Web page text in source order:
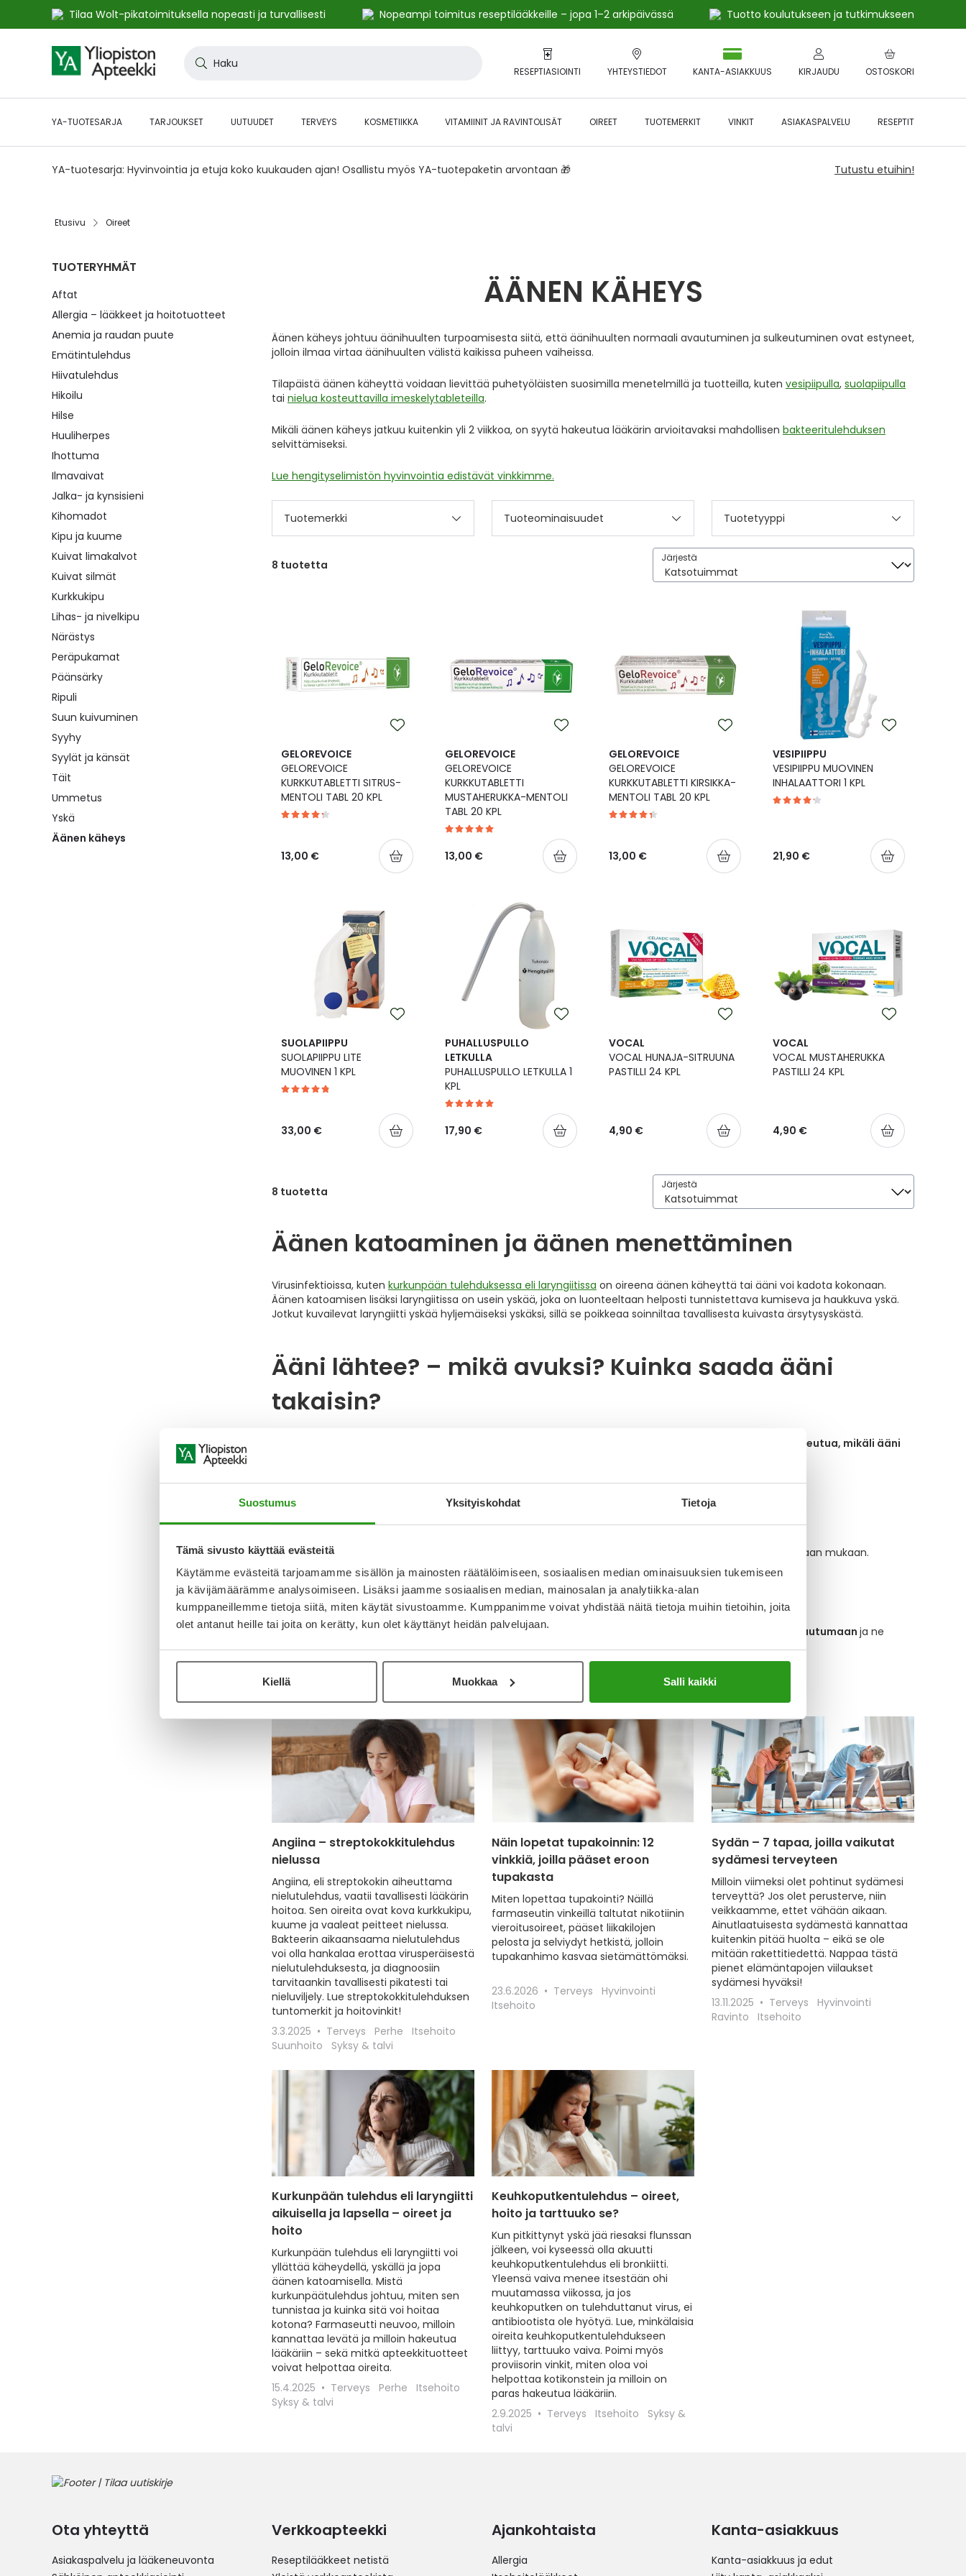
Suostumus Yksityiskohdat Tietoja
Tämä sivusto käyttää evästeitä
Käytämme evästeitä tarjoamamme sisällön ja mainosten räätälöimiseen, sosiaalisen median ominaisuuksien tukemiseen
ja kävijämäärämme analysoimiseen. Lisäksi jaamme sosiaalisen median, mainosalan ja analytiikka-alan
kumppaneillemme tietoja siitä, miten käytät sivustoamme. Kumppanimme voivat yhdistää näitä tietoja muihin tietoihin, joita
olet antanut heille tai joita on kerätty, kun olet käyttänyt heidän palvelujaan.
Kiellä Muokkaa Salli kaikki
Tilaa Wolt-pikatoimituksella nopeasti ja turvallisesti Nopeampi toimitus reseptilääkkeille – jopa 1–2 arkipäivässä
Tuotto koulutukseen ja tutkimukseen
to
Content
RESEPTIASIOINTI YHTEYSTIEDOT OSTOSKORI
KANTA-ASIAKKUUS KIRJAUDU
YA-TUOTESARJA TARJOUKSET UUTUUDET TERVEYS KOSMETIIKKA VITAMIINIT JA RAVINTOLISÄT OIREET TUOTEMERKIT VINKIT ASIAKASPALVELU RESEPTIT
YA-tuotesarja: Hyvinvointia ja etuja koko kuukauden ajan! Osallistu myös YA-tuotepaketin arvontaan 🎁 Tutustu etuihin!
Etusivu Oireet
TUOTERYHMÄT
Aftat
Allergia – lääkkeet ja hoitotuotteet
Anemia ja raudan puute
Emätintulehdus
Hiivatulehdus
Hikoilu
Hilse
Huuliherpes
Ihottuma
Ilmavaivat
Jalka- ja kynsisieni
Kihomadot
Kipu ja kuume
Kuivat limakalvot
Kuivat silmät
Kurkkukipu
Lihas- ja nivelkipu
Närästys
Peräpukamat
Päänsärky
Ripuli
Suun kuivuminen
Syyhy
Syylät ja känsät
Täit
Ummetus
Yskä
Äänen käheys
ÄÄNEN KÄHEYS
Äänen käheys johtuu äänihuulten turpoamisesta siitä, että äänihuulten normaali avautuminen ja sulkeutuminen ovat estyneet,
jolloin ilmaa virtaa äänihuulten välistä kaikissa puheen vaiheissa.
Tilapäistä äänen käheyttä voidaan lievittää puhetyöläisten suosimilla menetelmillä ja tuotteilla, kuten vesipiipulla, suolapiipulla
tai nielua kosteuttavilla imeskelytableteilla.
Mikäli äänen käheys jatkuu kuitenkin yli 2 viikkoa, on syytä hakeutua lääkärin arvioitavaksi mahdollisen bakteeritulehduksen
selvittämiseksi.
Lue hengityselimistön hyvinvointia edistävät vinkkimme.
Tuotemerkki Tuoteominaisuudet Tuotetyyppi
8 tuotetta
Järjestä
Järjestä
GELOREVOICE
GELOREVOICE
KURKKUTABLETTI SITRUS-
MENTOLI TABL 20 KPL
13,00 €
GELOREVOICE
GELOREVOICE
KURKKUTABLETTI
MUSTAHERUKKA-MENTOLI
TABL 20 KPL
13,00 €
GELOREVOICE
GELOREVOICE
KURKKUTABLETTI KIRSIKKA-
MENTOLI TABL 20 KPL
13,00 €
VESIPIIPPU
VESIPIIPPU MUOVINEN
INHALAATTORI 1 KPL
21,90 €
SUOLAPIIPPU
SUOLAPIIPPU LITE
MUOVINEN 1 KPL
33,00 €
PUHALLUSPULLO
LETKULLA
PUHALLUSPULLO LETKULLA 1
KPL
17,90 €
VOCAL
VOCAL HUNAJA-SITRUUNA
PASTILLI 24 KPL
4,90 €
VOCAL
VOCAL MUSTAHERUKKA
PASTILLI 24 KPL
4,90 €
8 tuotetta
Järjestä
Järjestä
Äänen katoaminen ja äänen menettäminen
Virusinfektioissa, kuten kurkunpään tulehduksessa eli laryngiitissa on oireena äänen käheyttä tai ääni voi kadota kokonaan.
Äänen katoamisen lisäksi laryngiitissa on usein yskää, joka on luonteeltaan helposti tunnistettava kumiseva ja haukkuva yskä.
Jotkut kuvailevat laryngiitti yskää hyljemäiseksi yskäksi, sillä se poikkeaa soinniltaa tavallisesta kuivasta ärsytysyskästä.
Ääni lähtee? – mikä avuksi? Kuinka saada ääni
takaisin?
Lääkäriin tulee hakeutua, mikäli ääni
Käheän äänen hoito kotikonstein
Anna käheän äänen palautumiselle aikaa ja anna äänihuulten levätä, vältä kuiskaamista ja yskimistä parhaan mukaan.
Miten saada ääni takaisin?
Äänen saa takaisin levolla ja kosteuttamalla kurkkua ja nielua, jolloin myös äänihuulet pääsevät palautumaan ja ne
kosteutuvat.
Angiina – streptokokkitulehdus
nielussa
Angiina, eli streptokokin aiheuttama
nielutulehdus, vaatii tavallisesti lääkärin
hoitoa. Sen oireita ovat kova kurkkukipu,
kuume ja vaaleat peitteet nielussa.
Bakteerin aikaansaama nielutulehdus
voi olla hankalaa erottaa virusperäisestä
nielutulehduksesta, ja diagnoosiin
tarvitaankin tavallisesti pikatesti tai
nieluviljely. Lue streptokokkitulehduksen
tuntomerkit ja hoitovinkit!
3.3.2025
Terveys Perhe
Itsehoito
Suunhoito
Syksy & talvi
Näin lopetat tupakoinnin: 12
vinkkiä, joilla pääset eroon
tupakasta
Miten lopettaa tupakointi? Näillä
farmaseutin vinkeillä taltutat nikotiinin
vieroitusoireet, pääset liikakilojen
pelosta ja selviydyt hetkistä, jolloin
tupakanhimo kasvaa sietämättömäksi.
23.6.2026 Terveys
Hyvinvointi
Itsehoito
Sydän – 7 tapaa, joilla vaikutat
sydämesi terveyteen
Milloin viimeksi olet pohtinut sydämesi
terveyttä? Jos olet perusterve, niin
veikkaamme, ettet vähään aikaan.
Ainutlaatuisesta sydämestä kannattaa
kuitenkin pitää huolta – eikä se ole
mitään rakettitiedettä. Nappaa tästä
pienet elämäntapojen viilaukset
sydämesi hyväksi!
13.11.2025
Terveys
Hyvinvointi
Ravinto
Itsehoito
Kurkunpään tulehdus eli laryngiitti
aikuisella ja lapsella – oireet ja
hoito
Kurkunpään tulehdus eli laryngiitti voi
yllättää käheydellä, yskällä ja jopa
äänen katoamisella. Mistä
kurkunpäätulehdus johtuu, miten sen
tunnistaa ja kuinka sitä voi hoitaa
kotona? Farmaseutti neuvoo, milloin
kannattaa levätä ja milloin hakeutua
lääkäriin – sekä mitkä apteekkituotteet
voivat helpottaa oireita.
15.4.2025
Terveys Perhe
Itsehoito
Syksy & talvi
Keuhkoputkentulehdus – oireet,
hoito ja tarttuuko se?
Kun pitkittynyt yskä jää riesaksi flunssan
jälkeen, voi kyseessä olla akuutti
keuhkoputkentulehdus eli bronkiitti.
Yleensä vaiva menee itsestään ohi
muutamassa viikossa, ja jos
keuhkoputken on tulehduttanut virus, ei
antibiootista ole hyötyä. Lue, minkälaisia
oireita keuhkoputkentulehdukseen
liittyy, tarttuuko vaiva. Poimi myös
proviisorin vinkit, miten oloa voi
helpottaa kotikonstein ja milloin on
paras hakeutua lääkäriin.
2.9.2025
Terveys Itsehoito
Syksy &
talvi
Ota yhteyttä
Asiakaspalvelu ja lääkeneuvonta
Verkkoapteekki
Reseptilääkkeet netistä
Ajankohtaista
Allergia
Kanta-asiakkuus
Kanta-asiakkuus ja edut